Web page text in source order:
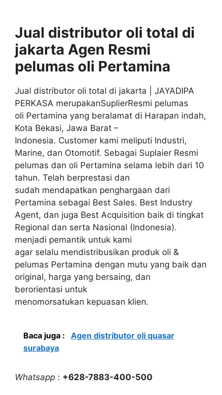
Jual distributor oli total di
jakarta Agen Resmi
pelumas oli Pertamina
Jual distributor oli total di jakarta | JAYADIPA
PERKASA merupakanSuplierResmi pelumas
oli Pertamina yang beralamat di Harapan indah,
Kota Bekasi, Jawa Barat –
Indonesia. Customer kami meliputi Industri,
Marine, dan Otomotif. Sebagai Suplaier Resmi
pelumas dan oli Pertamina selama lebih dari 10
tahun. Telah berprestasi dan
sudah mendapatkan penghargaan dari
Pertamina sebagai Best Sales. Best Industry
Agent, dan juga Best Acquisition baik di tingkat
Regional dan serta Nasional (Indonesia).
menjadi pemantik untuk kami
agar selalu mendistribusikan produk oli &
pelumas Pertamina dengan mutu yang baik dan
original, harga yang bersaing, dan
berorientasi untuk
menomorsatukan kepuasan klien.
Baca juga :
Agen distributor oli quasar
surabaya
Whatsapp : +628-7883-400-500